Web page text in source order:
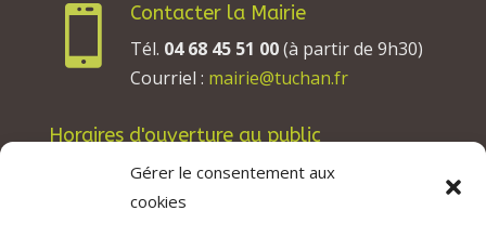
Gérer le consentement aux
cookies

Contacter la Mairie
Tél. 04 68 45 51 00(à partir de 9h30)
Courriel : mairie@tuchan.fr
Horaires d'ouverture au public
Les lundis, mardis et jeudis : de 8h à 12h et de
13h30 à 17h30.